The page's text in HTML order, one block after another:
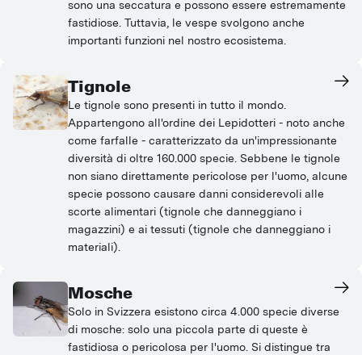
sono una seccatura e possono essere estremamente
fastidiose. Tuttavia, le vespe svolgono anche
importanti funzioni nel nostro ecosistema.
Tignole
Le tignole sono presenti in tutto il mondo.
Appartengono all'ordine dei Lepidotteri - noto anche
come farfalle - caratterizzato da un'impressionante
diversità di oltre 160.000 specie. Sebbene le tignole
non siano direttamente pericolose per l'uomo, alcune
specie possono causare danni considerevoli alle
scorte alimentari (tignole che danneggiano i
magazzini) e ai tessuti (tignole che danneggiano i
materiali).
Mosche
Solo in Svizzera esistono circa 4.000 specie diverse
di mosche: solo una piccola parte di queste è
fastidiosa o pericolosa per l'uomo. Si distingue tra